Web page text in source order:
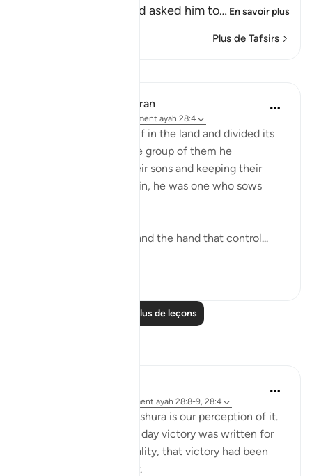
came to `Abdullah and asked him to… En savoir plus
Plus de Tafsirs
In the Shade of the Quran
Référencement ayah 28:4
Pharaoh exalted himself in the land and divided its
people into castes. One group of them he
persecuted, slaying their sons and keeping their
women alive. For certain, he was one who sows
Thus, the stage is set, and the hand that control...
Lire plus de leçons
Référencement ayah 28:8-9, 28:4
The ultimate irony of Ashura is our perception of it.
We remember it as the day victory was written for
Musa (AS), when in reality, that victory had been
written decades earlier.